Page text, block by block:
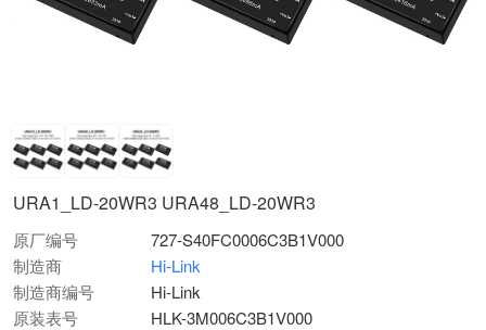
URA1_LD-20WR3 URA48_LD-20WR3
原厂编号
727-S40FC0006C3B1V000
制造商
Hi-Link
制造商编号
Hi-Link
原装表号
HLK-3M006C3B1V000